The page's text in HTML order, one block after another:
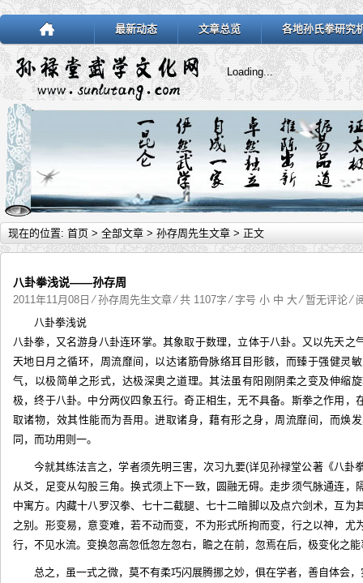
最新动态 文章总览 各地孙氏拳研究
Loading...
现在的位置: 首页 > 全部文章 > 孙存周先生文章 > 正文
八卦拳浅说——孙存周
2011年11月08日 ⁄孙存周先生文章⁄ 共 1107字 ⁄ 字号 小 中 大 ⁄暂无评论⁄
八卦拳浅说
八卦拳，又名游身八卦连环掌。其象取于数理，立体于八卦。又以先天之
天地日月之循环，周流靡间，以达诸筋骨脉络耳目形骸，而臻于强健灵
气，以极简单之形式，达极深奥之道理。其法虽有阳刚阴柔之变及伸缩
极，终于八卦。中分两仪四象五行。奇正相生，无不具备。斯拳之作用，
取诸物，效其性能而为吾用。进取诸身，藉有形之身，周流靡间，而焕
同，而功用则一。
今就其练法言之，学者须先明三害，次习九要(详见孙禄堂公著《八卦
从爻，足变从勾股三角。换式须上下一致，圆融无碍。走步须气脉通连，
中寓方。内藏十八罗汉拳、七十二截腿、七十二暗脚以及点穴剑术，互为
之别。形变易，意变难，若不动而变，不为形式所拘而变，行之以神，尤
行，不见水流。变换忽高忽低忽左忽右，瞻之在前，忽焉在后，极变化之
总之，虽一式之微，莫不有柔巧闪展腾挪之妙，俱在学者，善自体会